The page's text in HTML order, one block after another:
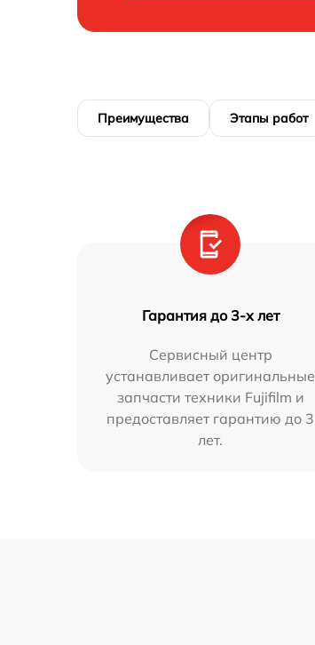
Преимущества Этапы работ
Гарантия до 3-х лет
Сервисный центр
устанавливает оригинальные
запчасти техники Fujifilm и
предоставляет гарантию до 3
лет.